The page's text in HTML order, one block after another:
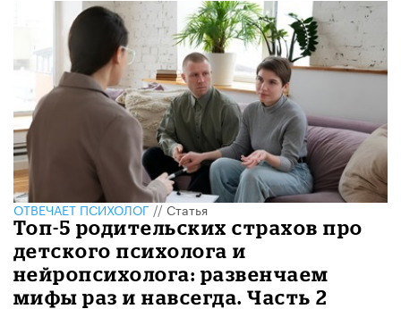
ОТВЕЧАЕТ ПСИХОЛОГ//Статья
​​Топ-5 родительских страхов про
детского психолога и
нейропсихолога: развенчаем
мифы раз и навсегда. Часть 2